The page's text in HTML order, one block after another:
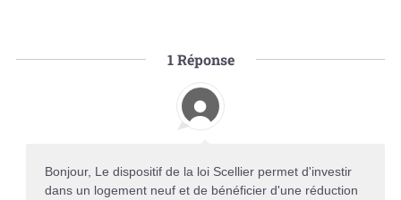
1Réponse
Bonjour, Le dispositif de la loi Scellier permet d'investir
dans un logement neuf et de bénéficier d'une réduction